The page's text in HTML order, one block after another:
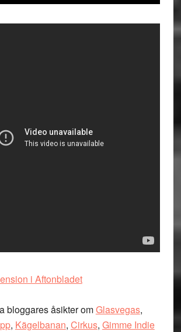
i Aftonbladet
bloggares åsikter omGlasvegas,
, Kägelbanan, Cirkus, Gimme Indie